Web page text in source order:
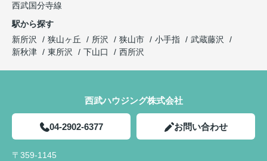
西武国分寺線
駅から探す
新所沢
狭山ヶ丘 所沢 狭山市 小手指
武蔵藤沢
新秋津
東所沢 下山口 西所沢
西武ハウジング株式会社
04-2902-6377 お問い合わせ
〒359-1145